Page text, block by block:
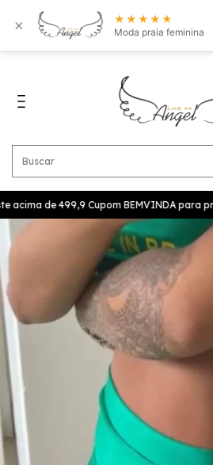
× ★★★★★
Moda praia feminina
de 499,9 Cupom BEMVINDA para